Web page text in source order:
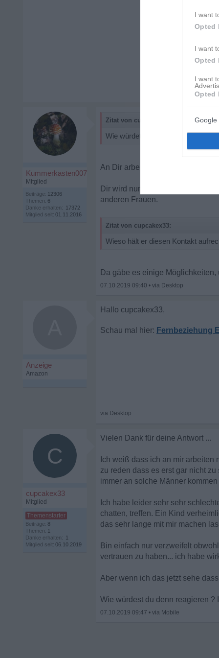
I want
Opted
I want
Opted
I want
Opted
Google
Kummerkasten007
Mitglied
Beiträge: 12306
Themen: 6
Danke erhalten: 17372
Mitglied seit: 01.11.2016
Zitat von cupcakex33:
Wie würdet ihr an meiner Stelle
An Dir arbeiten und
Dir wird nun jede Minute, in der
anderen Frauen.
Zitat von cupcakex33:
Wieso hält er diesen Kontakt
Da gäbe es einige
07.10.2019 09:40 •
Fernbeziehung
C
cupcakex33
Mitglied
Beiträge: 8
Themen: 1
Danke erhalten: 1
Mitglied seit: 06.10.2019
Vielen Dank für deine Antwort ...
Ich weiß dass ich an mir
zu reden dass es erst gar nicht
immer an solche Männer
Ich habe leider sehr sehr
chatten, treffen. Ein Kind
das sehr lange mit mir machen
Bin einfach nur verzweifelt
vertrauen zu haben... ich habe
Aber wenn ich das jetzt sehe
Wie würdest du denn reagieren ?
07.10.2019 09:47 •